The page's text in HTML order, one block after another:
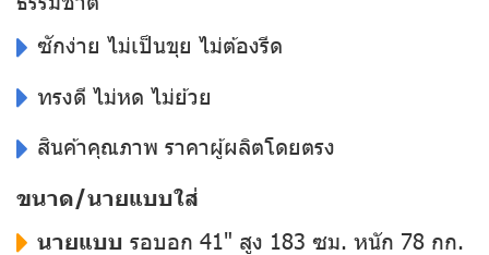
ซักง่าย ไม่เป็นขุย ไม่ต้องรีด
ทรงดี ไม่หด ไม่ย้วย
สินค้าคุณภาพ ราคาผู้ผลิตโดยตรง
ขนาด/นายแบบใส่
นายแบบ รอบอก 41" สูง 183 ซม. หนัก 78 กก.